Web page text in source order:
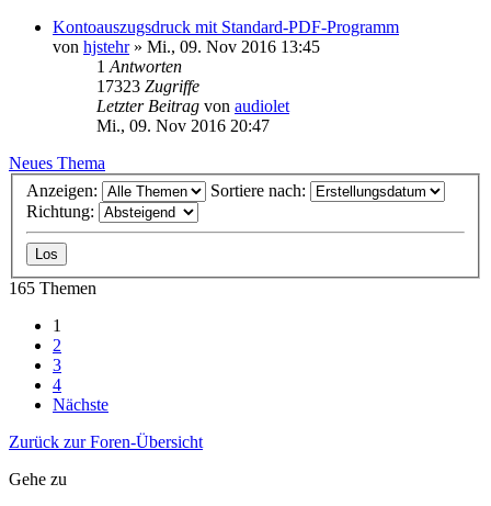
Kontoauszugsdruck mit Standard-PDF-Programm
von hjstehr» Mi., 09. Nov 2016 13:45
1 Antworten
17323 Zugriffe
Letzter Beitrag von audiolet
Mi., 09. Nov 2016 20:47
Neues Thema
Anzeigen:
Sortiere nach:
Richtung:
165 Themen
1
2
3
4
Nächste
Zurück zur Foren-Übersicht
Gehe zu